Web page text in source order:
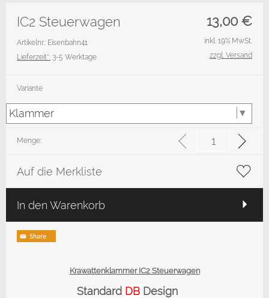
13,00 €
IC2 Steuerwagen
Artikelnr.: Eisenbahn41
Lieferzeit*: 3-5 Werktage
inkl. 19% MwSt.
zzgl. Versand
Variante
Menge:
Auf die Merkliste
In den Warenkorb
Krawattenklammer IC2 Steuerwagen
Standard DB Design